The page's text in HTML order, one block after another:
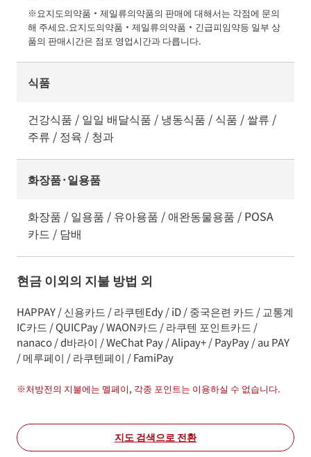
※요지도의약품・제일류의약품의 판매에 대해서는 각점에 문의
해 주세요.요지도의약품・제일류의약품・긴급피임약등 일부 상
품의 판매시간은 점포 영업시간과 다릅니다.
식품
건강식품 / 일일 배달식품 / 냉동식품 / 식품 / 쌀류 /
주류 / 정육 / 청과
화장품·일용품
화장품 / 일용품 / 유아용품 / 애완동물용품 / POSA
카드 / 담배
현금 이외의 지불 방법 외
HAPPAY / 신용카드 / 라쿠텐Edy / iD / 중국은련 카드 / 교통계
IC카드 / QUICPay / WAON카드 / 라쿠텐 포인트카드 /
nanaco / d바라이 / WeChat Pay / Alipay+ / PayPay / au PAY
/ 메루페이 / 라쿠텐페이 / FamiPay
※처방전의 지불에는 멜페이, 각종 포인트는 이용하실 수 없습니다.
지도 검색으로 전환